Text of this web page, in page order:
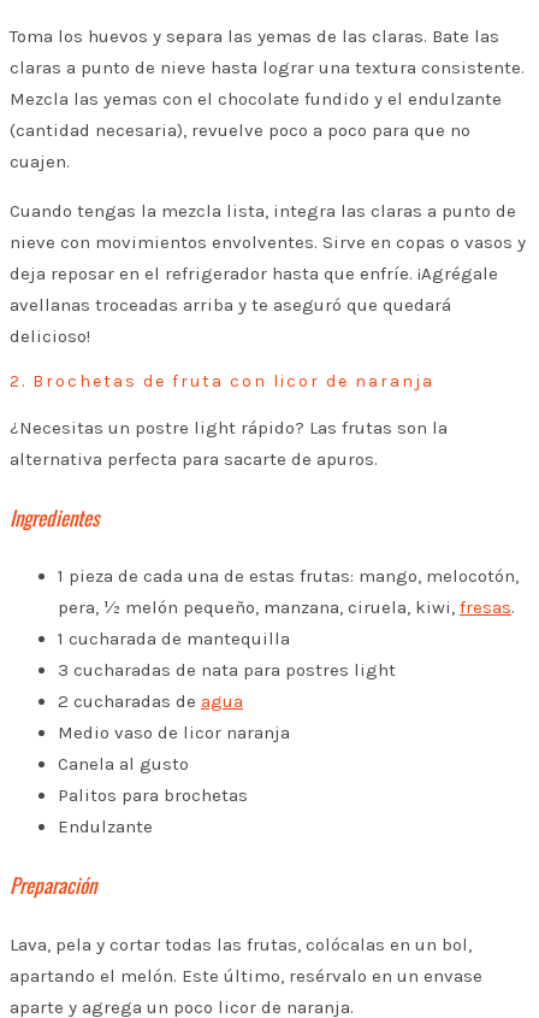
Toma los huevos y separa las yemas de las claras. Bate las
claras a punto de nieve hasta lograr una textura consistente.
Mezcla las yemas con el chocolate fundido y el endulzante
(cantidad necesaria), revuelve poco a poco para que no
cuajen.
Cuando tengas la mezcla lista, integra las claras a punto de
nieve con movimientos envolventes. Sirve en copas o vasos y
deja reposar en el refrigerador hasta que enfríe. ¡Agrégale
avellanas troceadas arriba y te aseguró que quedará
delicioso!
2. Brochetas de fruta con licor de naranja
¿Necesitas un postre light rápido? Las frutas son la
alternativa perfecta para sacarte de apuros.
Ingredientes
1 pieza de cada una de estas frutas: mango, melocotón,
pera, ½ melón pequeño, manzana, ciruela, kiwi, fresas.
1 cucharada de mantequilla
3 cucharadas de nata para postres light
2 cucharadas de agua
Medio vaso de licor naranja
Canela al gusto
Palitos para brochetas
Endulzante
Preparación
L ava, pela y cortar todas las frutas, colócalas en un bol,
apartando el melón. Este último, resérvalo en un envase
aparte y agrega un poco licor de naranja.